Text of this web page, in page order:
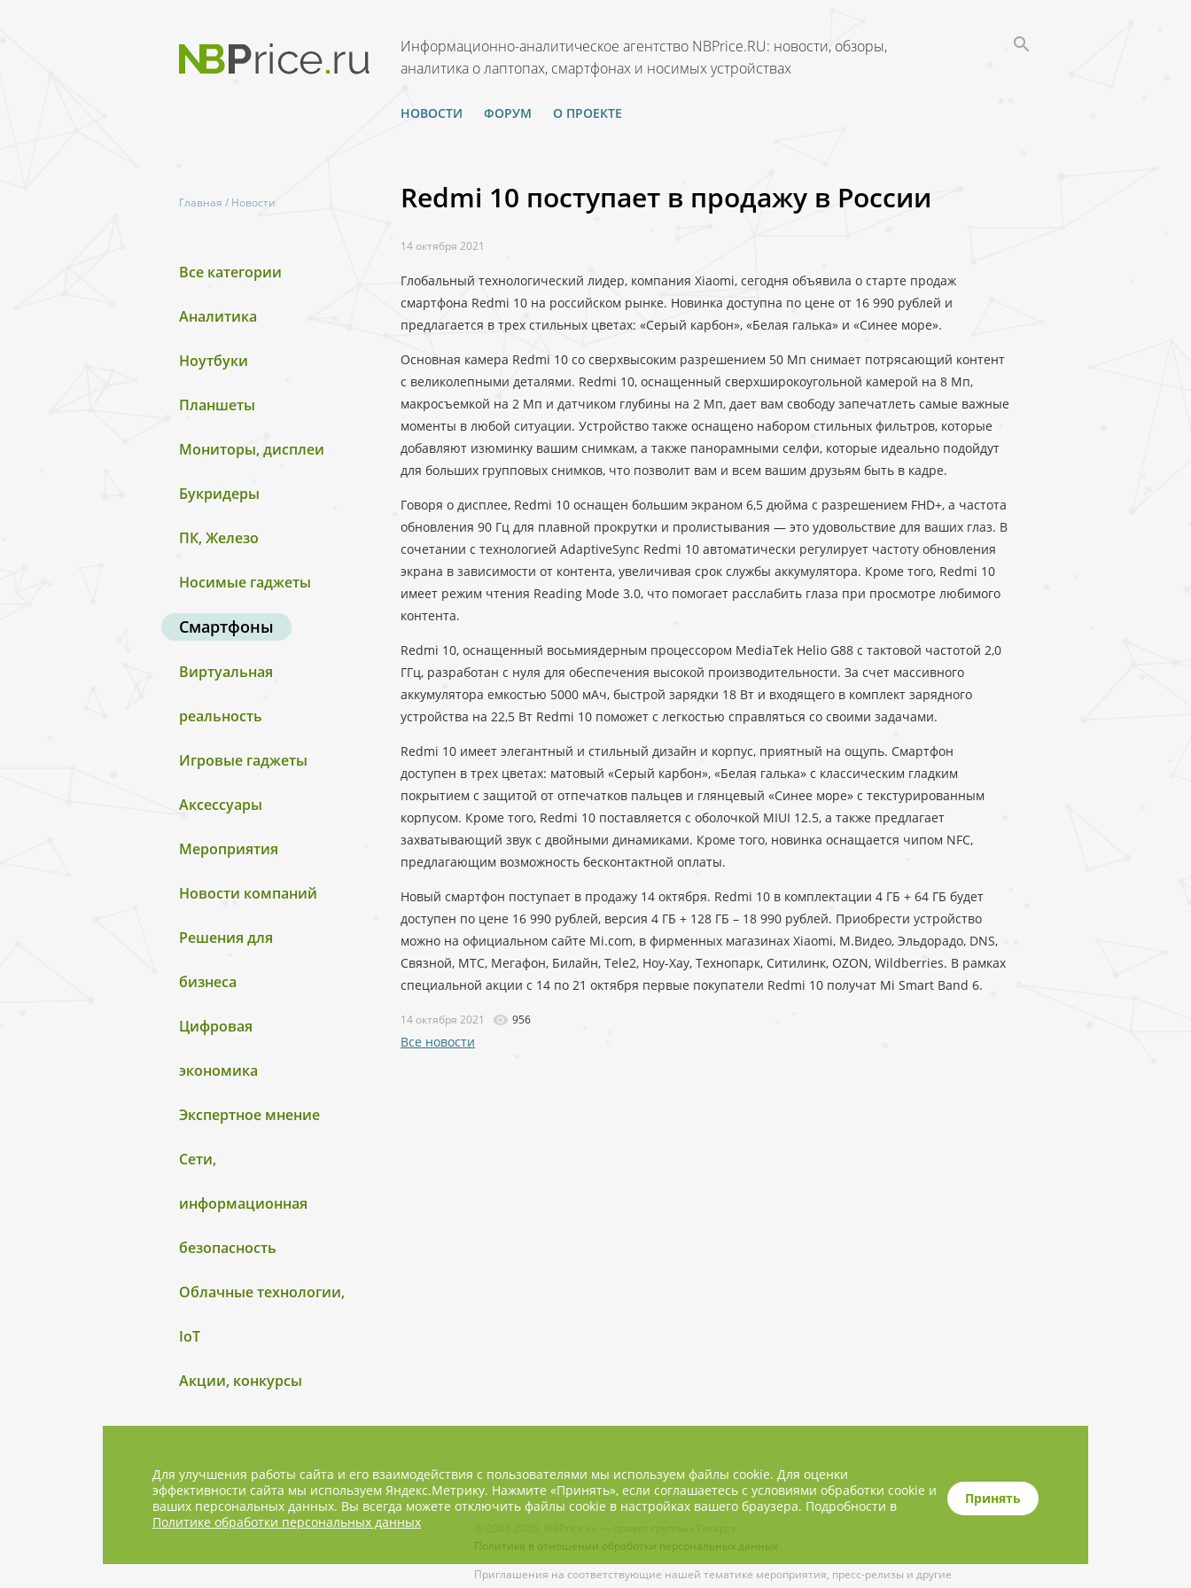
Информационно-аналитическое агентство NBPrice.RU: новости, обзоры,
аналитика о лаптопах, смартфонах и носимых устройствах
НОВОСТИ ФОРУМ О ПРОЕКТЕ
Главная / Новости
Все категории
Аналитика
Ноутбуки
Планшеты
Мониторы, дисплеи
Букридеры
ПК, Железо
Носимые гаджеты
Смартфоны
Виртуальная
реальность
Игровые гаджеты
Аксессуары
Мероприятия
Новости компаний
Решения для
бизнеса
Цифровая
экономика
Экспертное мнение
Сети,
информационная
безопасность
Облачные технологии,
IoT
Акции, конкурсы
Redmi 10 поступает в продажу в России
14 октября 2021
Глобальный технологический лидер, компания Xiaomi, сегодня объявила о старте продаж
смартфона Redmi 10 на российском рынке. Новинка доступна по цене от 16 990 рублей и
предлагается в трех стильных цветах: «Серый карбон», «Белая галька» и «Синее море».
Основная камера Redmi 10 со сверхвысоким разрешением 50 Мп снимает потрясающий контент
с великолепными деталями. Redmi 10, оснащенный сверхширокоугольной камерой на 8 Мп,
макросъемкой на 2 Мп и датчиком глубины на 2 Мп, дает вам свободу запечатлеть самые важные
моменты в любой ситуации. Устройство также оснащено набором стильных фильтров, которые
добавляют изюминку вашим снимкам, а также панорамными селфи, которые идеально подойдут
для больших групповых снимков, что позволит вам и всем вашим друзьям быть в кадре.
Говоря о дисплее, Redmi 10 оснащен большим экраном 6,5 дюйма с разрешением FHD+, а частота
обновления 90 Гц для плавной прокрутки и пролистывания — это удовольствие для ваших глаз. В
сочетании с технологией AdaptiveSync Redmi 10 автоматически регулирует частоту обновления
экрана в зависимости от контента, увеличивая срок службы аккумулятора. Кроме того, Redmi 10
имеет режим чтения Reading Mode 3.0, что помогает расслабить глаза при просмотре любимого
контента.
Redmi 10, оснащенный восьмиядерным процессором MediaTek Helio G88 с тактовой частотой 2,0
ГГц, разработан с нуля для обеспечения высокой производительности. За счет массивного
аккумулятора емкостью 5000 мАч, быстрой зарядки 18 Вт и входящего в комплект зарядного
устройства на 22,5 Вт Redmi 10 поможет с легкостью справляться со своими задачами.
Redmi 10 имеет элегантный и стильный дизайн и корпус, приятный на ощупь. Смартфон
доступен в трех цветах: матовый «Серый карбон», «Белая галька» с классическим гладким
покрытием с защитой от отпечатков пальцев и глянцевый «Синее море» с текстурированным
корпусом. Кроме того, Redmi 10 поставляется с оболочкой MIUI 12.5, а также предлагает
захватывающий звук с двойными динамиками. Кроме того, новинка оснащается чипом NFC,
предлагающим возможность бесконтактной оплаты.
Новый смартфон поступает в продажу 14 октября. Redmi 10 в комплектации 4 ГБ + 64 ГБ будет
доступен по цене 16 990 рублей, версия 4 ГБ + 128 ГБ – 18 990 рублей. Приобрести устройство
можно на официальном сайте Mi.com, в фирменных магазинах Xiaomi, М.Видео, Эльдорадо, DNS,
Связной, МТС, Мегафон, Билайн, Tele2, Ноу-Хау, Технопарк, Ситилинк, OZON, Wildberries. В рамках
специальной акции с 14 по 21 октября первые покупатели Redmi 10 получат Mi Smart Band 6.
14 октября 2021 956
Все новости
Политика в отношении обработки персональных данных
Приглашения на соответствующие нашей тематике мероприятия, пресс-релизы и другие
Для улучшения работы сайта и его взаимодействия с пользователями мы используем файлы cookie. Для оценки
эффективности сайта мы используем Яндекс.Метрику. Нажмите «Принять», если соглашаетесь с условиями обработки cookie и
ваших персональных данных. Вы всегда можете отключить файлы cookie в настройках вашего браузера. Подробности в
Политике обработки персональных данных
Принять